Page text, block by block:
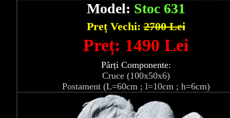
Model: Stoc 631
Preț Vechi:2700 Lei
Preț: 1490 Lei
Părți Componente:
Cruce (100x50x6)
Postament (L=60cm ; l=10cm ; h=6cm)